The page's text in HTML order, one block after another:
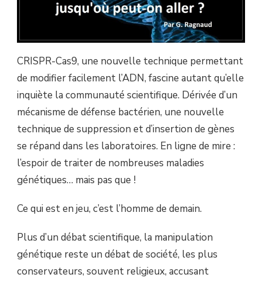
CRISPR-Cas9, une nouvelle technique permettant
de modifier facilement l’ADN, fascine autant qu’elle
inquiète la communauté scientifique. Dérivée d’un
mécanisme de défense bactérien, une nouvelle
technique de suppression et d’insertion de gènes
se répand dans les laboratoires. En ligne de mire :
l’espoir de traiter de nombreuses maladies
génétiques… mais pas que !
Ce qui est en jeu, c’est l’homme de demain.
Plus d’un débat scientifique, la manipulation
génétique reste un débat de société, les plus
conservateurs, souvent religieux, accusant